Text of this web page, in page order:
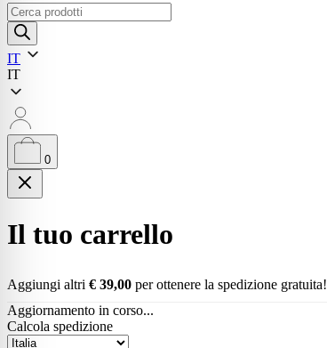
Ricerca
prodotti
IT
IT
0
Il tuo carrello
Aggiungi altri € 39,00 per ottenere la spedizione gratuita!
Aggiornamento in corso...
Calcola spedizione